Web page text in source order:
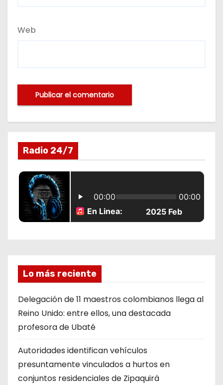
Web
Radio 24/7
Lo más reciente
Delegación de 11 maestros colombianos llega al
Reino Unido: entre ellos, una destacada
profesora de Ubaté
Autoridades identifican vehículos
presuntamente vinculados a hurtos en
conjuntos residenciales de Zipaquirá